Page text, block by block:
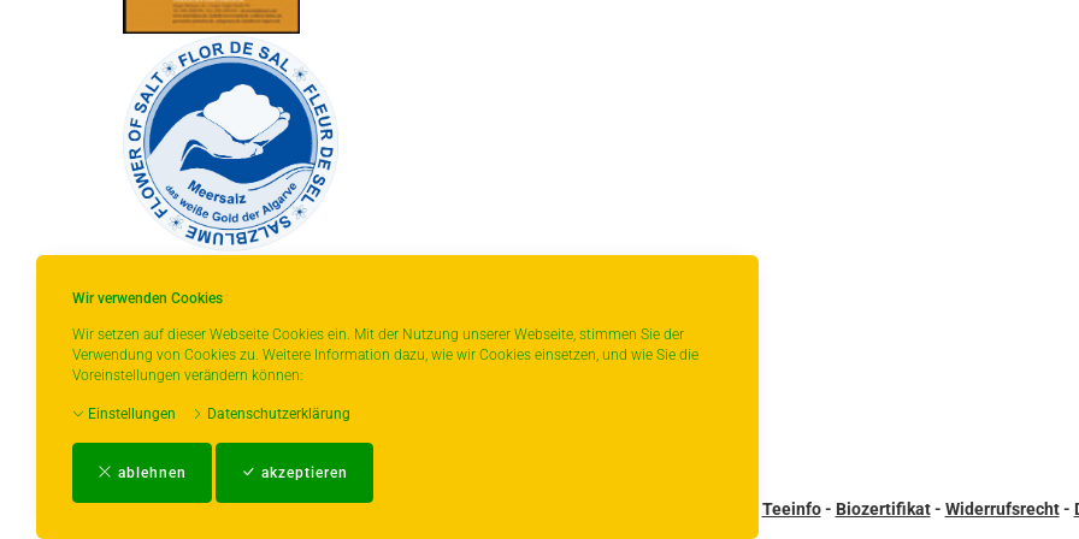
Wir verwenden Cookies
Wir setzen auf dieser Webseite Cookies ein. Mit der Nutzung unserer Webseite, stimmen Sie der
Verwendung von Cookies zu. Weitere Information dazu, wie wir Cookies einsetzen, und wie Sie die
Voreinstellungen verändern können:
Einstellungen Datenschutzerklärung
ablehnen akzeptieren
* gilt für Lieferungen innerhalb Deutschlands,
bitte der Schaltfläche mit den
Impressum-AGB Teeinfo- Biozertifikat- Widerrufsrecht-